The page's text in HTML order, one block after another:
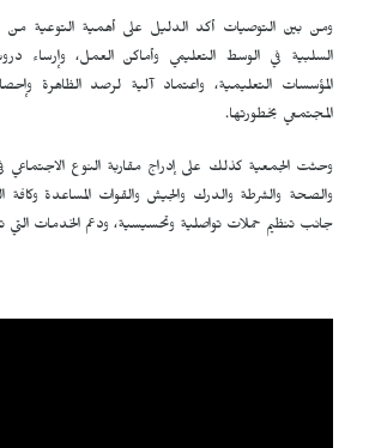
ومن بين التوصيات أكد الدليل على أهمية التوعية من
السلبية في الوسط التعليمي وأماكن العمل، وإرساء
المؤسسات التعليمية، واعتماد آلية لرصد الظاهرة
المجتمعي بخطورتها.
وحثت الجمعية كذلك على إدراج مقاربة النوع الاجتماعي
والصحة والشرطة والدرك والجيش والقوات المساعدة وكافة
جانب تنظيم حملات تواصلية وتحسيسية، ودعم الخدمات